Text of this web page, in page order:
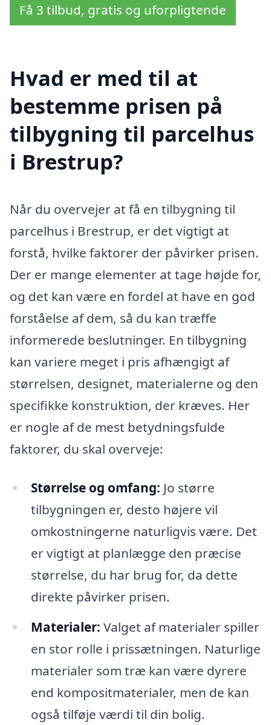
Få 3 tilbud, gratis og uforpligtende
Hvad er med til at
bestemme prisen på
tilbygning til parcelhus
i Brestrup?
Når du overvejer at få en tilbygning til
parcelhus i Brestrup, er det vigtigt at
forstå, hvilke faktorer der påvirker prisen.
Der er mange elementer at tage højde for,
og det kan være en fordel at have en god
forståelse af dem, så du kan træffe
informerede beslutninger. En tilbygning
kan variere meget i pris afhængigt af
størrelsen, designet, materialerne og den
specifikke konstruktion, der kræves. Her
er nogle af de mest betydningsfulde
faktorer, du skal overveje:
Størrelse og omfang: Jo større
tilbygningen er, desto højere vil
omkostningerne naturligvis være. Det
er vigtigt at planlægge den præcise
størrelse, du har brug for, da dette
direkte påvirker prisen.
Materialer: Valget af materialer spiller
en stor rolle i prissætningen. Naturlige
materialer som træ kan være dyrere
end kompositmaterialer, men de kan
også tilføje værdi til din bolig.